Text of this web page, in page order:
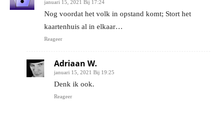
januari 15, 2021 Bij 17:24
Nog voordat het volk in opstand komt; Stort het
kaartenhuis al in elkaar…
Reageer
Adriaan W.
januari 15, 2021 Bij 19:25
Denk ik ook.
Reageer